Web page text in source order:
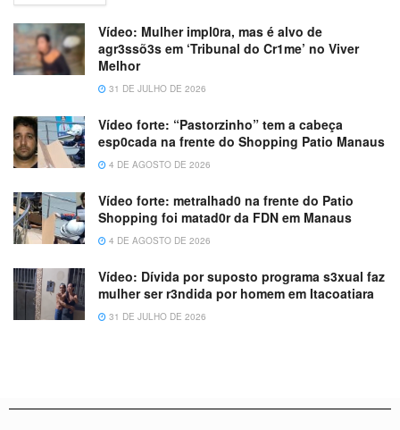
Vídeo: Mulher impl0ra, mas é alvo de
agr3ssõ3s em ‘Tribunal do Cr1me’ no Viver
Melhor
31 DE JULHO DE 2026
Vídeo forte: “Pastorzinho” tem a cabeça
esp0cada na frente do Shopping Patio Manaus
4 DE AGOSTO DE 2026
Vídeo forte: metralhad0 na frente do Patio
Shopping foi matad0r da FDN em Manaus
4 DE AGOSTO DE 2026
Vídeo: Dívida por suposto programa s3xual faz
mulher ser r3ndida por homem em Itacoatiara
31 DE JULHO DE 2026